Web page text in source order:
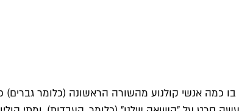
אנשי קולנוע מהשורה הראשונה (כלומר גברים)